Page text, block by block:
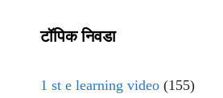
टॉपिक निवडा
1 st e learning video (155)